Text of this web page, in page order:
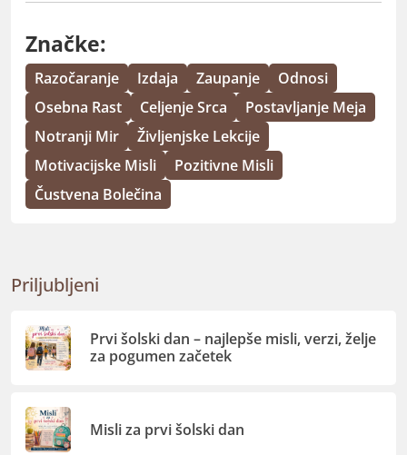
Značke:
Razočaranje Izdaja Zaupanje
Odnosi
Osebna Rast
Celjenje Srca
Postavljanje Meja
Notranji Mir
Življenjske Lekcije
Motivacijske Misli
Pozitivne Misli
Čustvena Bolečina
Priljubljeni
Prvi šolski dan – najlepše misli, verzi, želje
za pogumen začetek
Misli za prvi šolski dan